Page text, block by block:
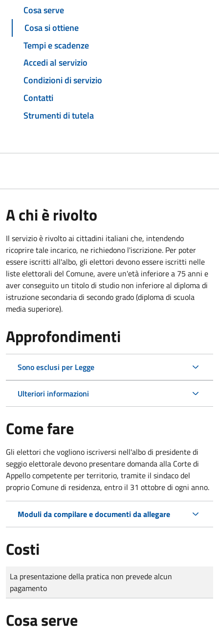
Cosa serve
Cosa si ottiene
Tempi e scadenze
Accedi al servizio
Condizioni di servizio
Contatti
Strumenti di tutela
A chi è rivolto
Il servizio è rivolto ai cittadini italiani che, intendendo
ricoprire tale incarico, ne richiedono l'iscrizione. Per poter
essere iscritti all'albo, gli elettori devono essere iscritti nelle
liste elettorali del Comune, avere un'età inferiore a 75 anni e
aver conseguito un titolo di studio non inferiore al diploma di
istruzione secondaria di secondo grado (diploma di scuola
media superiore).
Approfondimenti
Sono esclusi per Legge
Ulteriori informazioni
Come fare
Gli elettori che vogliono iscriversi nell'albo di presidente di
seggio elettorale devono presentare domanda alla Corte di
Appello competente per territorio, tramite il sindaco del
proprio Comune di residenza, entro il 31 ottobre di ogni anno.
Moduli da compilare e documenti da allegare
Costi
Tipo di pagamento
Importo
La presentazione della pratica non prevede alcun
pagamento
Cosa serve